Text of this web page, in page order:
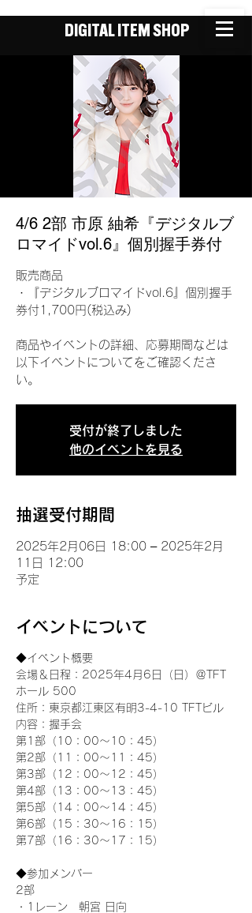
DIGITAL ITEM SHOP
4/6 2部 市原 紬希『デジタルブ
ロマイドvol.6』個別握手券付
販売商品
・『デジタルブロマイドvol.6』個別握手
券付1,700円(税込み)
商品やイベントの詳細、応募期間などは
以下イベントについてをご確認くださ
い。
受付が終了しました
他のイベントを見る
抽選受付期間
2025年2月06日 18:00 – 2025年2月
11日 12:00
予定
イベントについて
◆イベント概要
会場＆日程：2025年4月6日（日）＠TFT
ホール 500
住所：東京都江東区有明3-4-10 TFTビル
内容：握手会
第1部（10：00～10：45）
第2部（11：00～11：45）
第3部（12：00～12：45）
第4部（13：00～13：45）
第5部（14：00～14：45）
第6部（15：30～16：15）
第7部（16：30～17：15）
◆参加メンバー
2部
・1レーン　朝宮 日向